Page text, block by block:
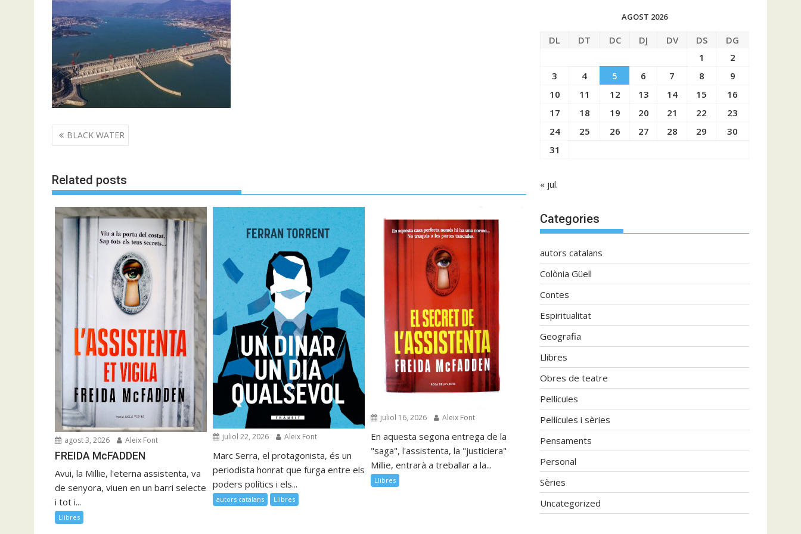
Navegació
d'entrades
BLACK WATER
Related posts
agost 3, 2026 Aleix Font
FREIDA McFADDEN
Avui, la Millie, l'eterna assistenta, va
de senyora, viuen en un barri selecte
i tot i...
Llibres
juliol 22, 2026 Aleix Font
Marc Serra, el protagonista, és un
periodista honrat que furga entre els
poders polítics i els...
autors catalans Llibres
juliol 16, 2026 Aleix Font
En aquesta segona entrega de la
"saga", l'assistenta, la "justiciera"
Millie, entrarà a treballar a la...
Llibres
AGOST 2026
DL DT DC DJ DV DS
DG
1
2
3
4 5 6 7 8
9
10
11 12 13 14 15
16
17
18 19 20 21 22
23
24
25 26 27 28 29
30
31
« jul.
Categories
autors catalans
Colònia Güell
Contes
Espiritualitat
Geografia
Llibres
Obres de teatre
Pel·lícules
Pel·lícules i sèries
Pensaments
Personal
Sèries
Uncategorized